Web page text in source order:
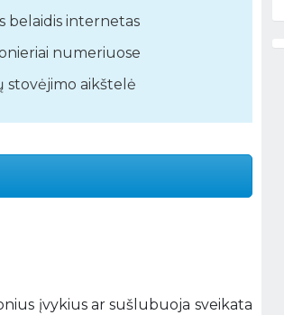
belaidis internetas
numeriuose
stovėjimo aikštelė
įvykius ar sušlubuoja sveikata